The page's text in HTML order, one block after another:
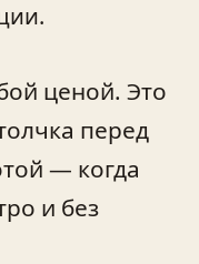
ценой. Это
перед
— когда
и без